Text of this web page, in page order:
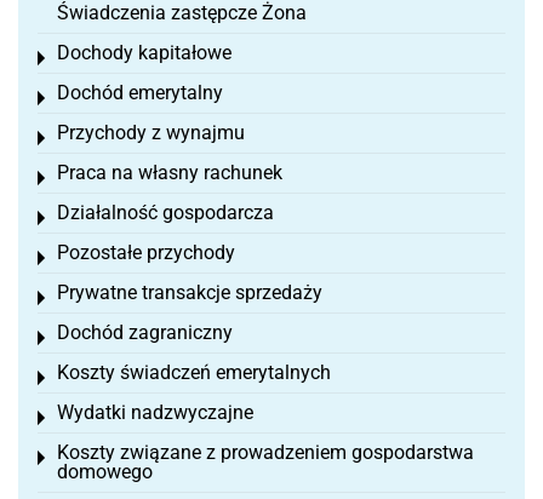
Świadczenia zastępcze Żona
Dochody kapitałowe
Toggle menu
Dochód emerytalny
Toggle menu
Przychody z wynajmu
Toggle menu
Praca na własny rachunek
Toggle menu
Działalność gospodarcza
Toggle menu
Pozostałe przychody
Toggle menu
Prywatne transakcje sprzedaży
Toggle menu
Dochód zagraniczny
Toggle menu
Koszty świadczeń emerytalnych
Toggle menu
Wydatki nadzwyczajne
Toggle menu
Koszty związane z prowadzeniem gospodarstwa
domowego
Toggle menu